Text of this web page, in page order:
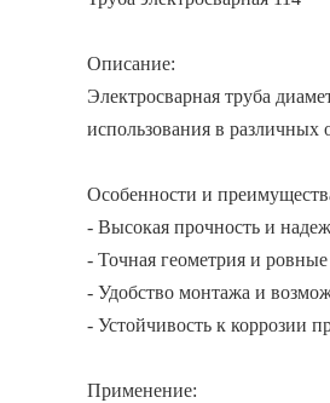
Описание:
Электросварная труба
использования в различных
Особенности и
- Высокая прочность и
- Точная геометрия и
- Удобство монтажа и
- Устойчивость к коррозии
Применение: